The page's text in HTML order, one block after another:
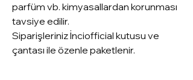
parfüm vb. kimyasallardan korunması
tavsiye edilir.
Siparişleriniz İnciofficial kutusu ve
çantası ile özenle paketlenir.